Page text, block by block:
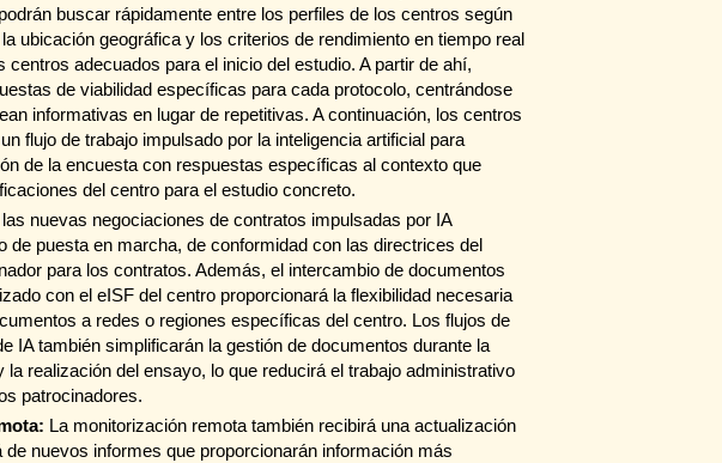
buscar rápidamente entre los perfiles de los centros según
ubicación geográfica y los criterios de rendimiento en tiempo real
centros adecuados para el inicio del estudio. A partir de ahí,
de viabilidad específicas para cada protocolo, centrándose
informativas en lugar de repetitivas. A continuación, los centros
flujo de trabajo impulsado por la inteligencia artificial para
de la encuesta con respuestas específicas al contexto que
del centro para el estudio concreto.
las nuevas negociaciones de contratos impulsadas por IA
de puesta en marcha, de conformidad con las directrices del
para los contratos. Además, el intercambio de documentos
con el eISF del centro proporcionará la flexibilidad necesaria
a redes o regiones específicas del centro. Los flujos de
IA también simplificarán la gestión de documentos durante la
la realización del ensayo, lo que reducirá el trabajo administrativo
patrocinadores.
La monitorización remota también recibirá una actualización
de nuevos informes que proporcionarán información más